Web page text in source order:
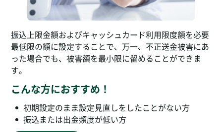
振込上限金額およびキャッシュカード利用限度額を必要
最低限の額に設定することで、万一、不正送金被害にあ
った場合でも、被害額を最小限に留めることができま
す。
こんな方におすすめ！
初期設定のまま設定見直しをしたことがない方
振込または出金頻度が低い方